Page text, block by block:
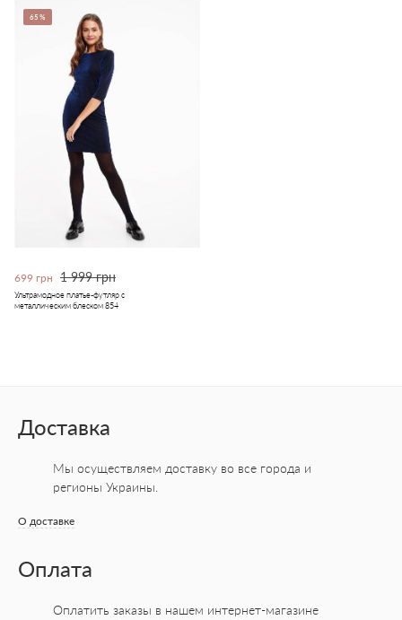
65%
699 грн 1 999 грн
Ультрамодное платье-футляр с
металлическим блеском 854
Доставка
Мы осуществляем доставку во все города и
регионы Украины.
О доставке
Оплата
Оплатить заказы в нашем интернет-магазине